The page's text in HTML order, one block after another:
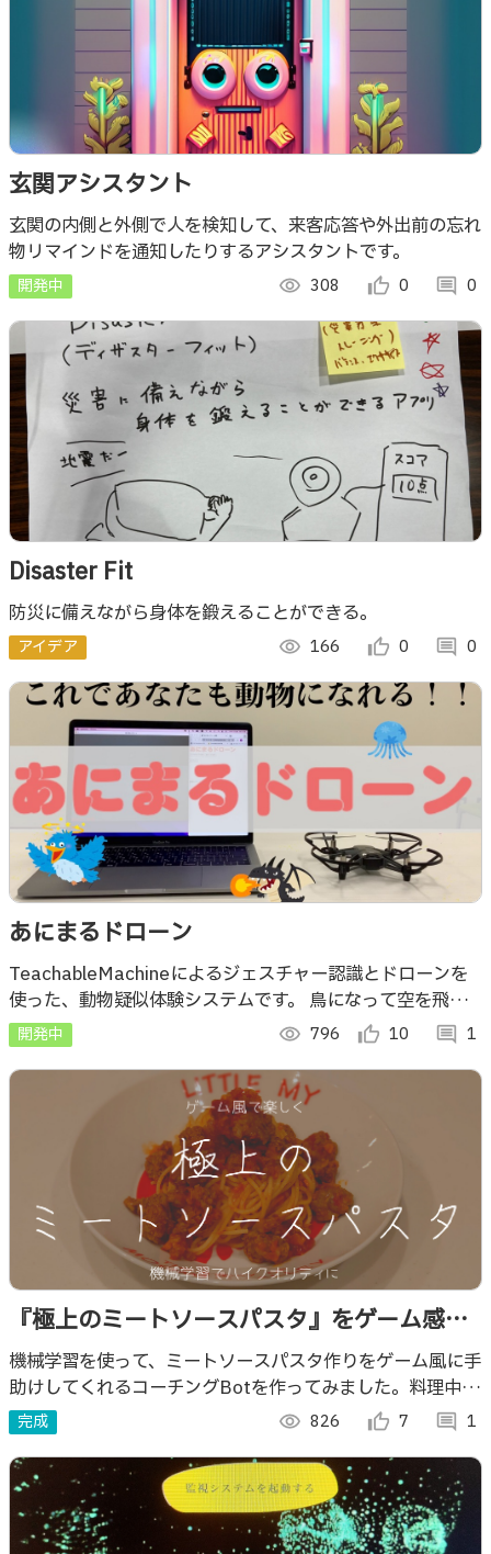
玄関アシスタント
玄関の内側と外側で人を検知して、来客応答や外出前の忘れ
物リマインドを通知したりするアシスタントです。
開発中 visibility 308 thumb_up_alt 0 comment 0
Disaster Fit
防災に備えながら身体を鍛えることができる。
アイデア visibility 166 thumb_up_alt 0 comment 0
あにまるドローン
TeachableMachineによるジェスチャー認識とドローンを
使った、動物疑似体験システムです。 鳥になって空を飛び
たい...そんな夢を叶えます！
開発中 visibility 796 thumb_up_alt 10 comment 1
『極上のミートソースパスタ』をゲーム感覚
で作ろう
機械学習を使って、ミートソースパスタ作りをゲーム風に手
助けしてくれるコーチングBotを作ってみました。料理中、
見ていてくれる人ってあまりいないので、このコーチに助け
てもらいましょう！
完成 visibility 826 thumb_up_alt 7 comment 1